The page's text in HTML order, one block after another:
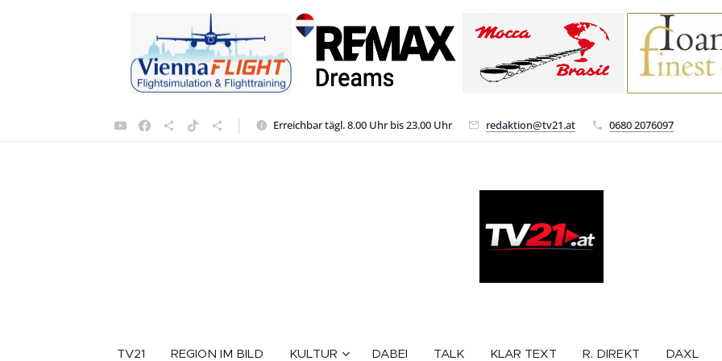
Erreichbar tägl. 8.00 Uhr bis 23.00 Uhr redaktion@tv21.at 0680 2076097
TV21 REGION IM BILD KULTUR DABEI TALK KLAR TEXT R. DIREKT DAXL